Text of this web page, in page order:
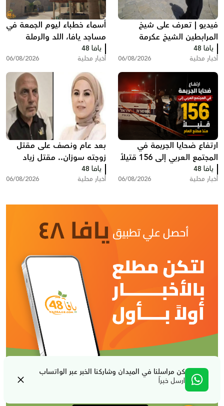
كن مراسلنا في الميدان وشاركنا الخبر عبر الواتساب
ارسل خبراً
فيديو | تعرف على شيخ
المرابطين الشيخ عكرمة
صبري
يافا 48
أخبار محلية 06/08/2026
أسماء خطباء ليوم الجمعة في
مساجد يافا، اللد والرملة
يافا 48
أخبار محلية 06/08/2026
ارتفاع ضحايا الجريمة في
المجتمع العربي إلى 156 قتيلاً
منذ مطلع العام
يافا 48
أخبار محلية 06/08/2026
بعد عام ونصف على مقتل
زوجته سوزان.. مقتل زياد
بشارة من الطيرة في الطيبة
يافا 48
أخبار محلية 06/08/2026